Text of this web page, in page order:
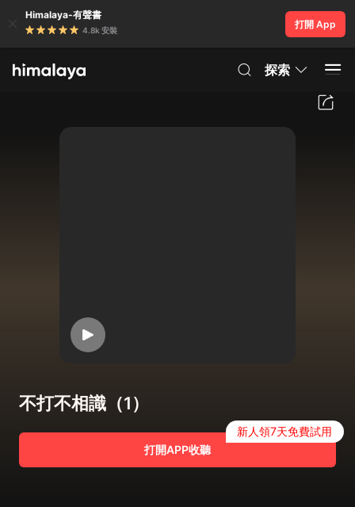
Himalaya-有聲書
4.8k 安裝
打開 App
探索
不打不相識（1）
打開APP收聽
新人領7天免費試用